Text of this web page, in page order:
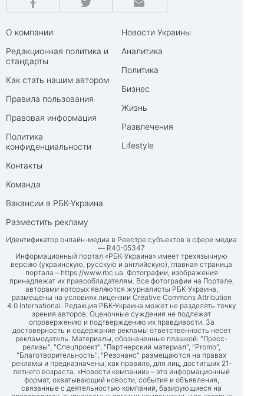
О компании
Редакционная политика и
стандарты
Как стать нашим автором
Правила пользования
Правовая информация
Политика
конфиденциальности
Контакты
Команда
Вакансии в РБК-Украина
Разместить рекламу
Новости Украины
Аналитика
Политика
Бизнес
Жизнь
Развлечения
Lifestyle
Идентификатор онлайн-медиа в Реестре субъектов в сфере медиа
— R40-05347
Информационный портал «РБК-Украина» имеет трехязычную
версию (украинскую, русскую и английскую), главная страница
портала – https://www.rbc.ua. Фотографии, изображения
принадлежат их правообладателям. Все фотографии на Портале,
авторами которых являются журналисты РБК-Украина,
размещены на условиях лицензии Creative Commons Attribution
4.0 International. Редакция РБК-Украина может не разделять точку
зрения авторов. Оценочные суждения не подлежат
опровержению и подтверждению их правдивости. За
достоверность и содержание рекламы ответственность несет
рекламодатель. Материалы, обозначенные плашкой: "Пресс-
релизы", "Спецпроект", "Партнерский материал", "Promo",
"Благотворительность", "Резонанс" размещаются на правах
рекламы и предназначены, как правило, для лиц, достигших 21-
летнего возраста. «Новости компании» – это информационный
формат, охватывающий новости, события и объявления,
связанные с деятельностью компаний, базирующиеся на